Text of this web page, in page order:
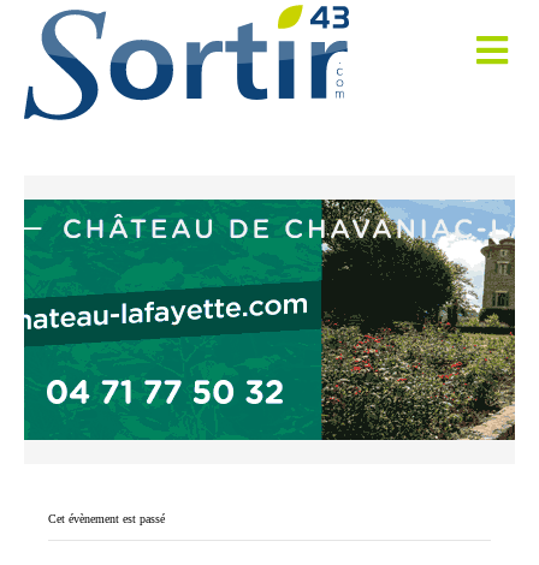
Cet évènement est passé